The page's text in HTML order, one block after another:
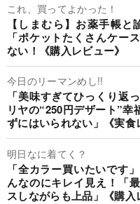
これ、買ってよかった！
【しまむら】お薬手帳
「ポケットたくさんケー
ない！《購入レビュー》
今日のリーマンめし!!
「美味すぎてひっくり返
リヤの“250円デザート”
ずにはいられない」《実食
明日なに着てく？
「全カラー買いたいです
んなのにキレイ見え！「
スしながらも上品」《購入